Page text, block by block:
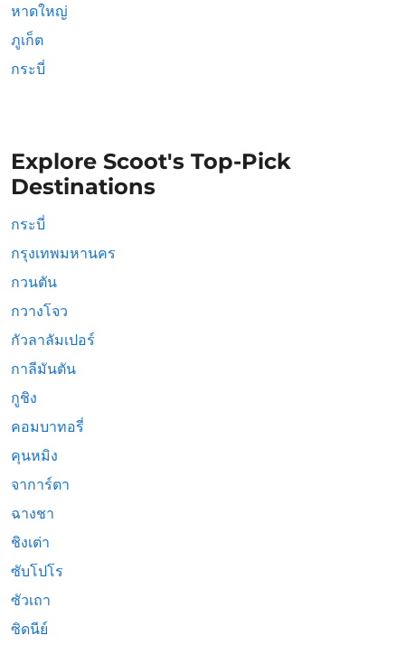
หาดใหญ่
ภูเก็ต
กระบี่
Explore Scoot's Top-Pick
Destinations
กระบี่
กรุงเทพมหานคร
กวนตัน
กวางโจว
กัวลาลัมเปอร์
กาลีมันตัน
กูชิง
คอมบาทอรี่
คุนหมิง
จาการ์ตา
ฉางชา
ชิงเต่า
ซับโปโร
ซัวเถา
ซิดนีย์